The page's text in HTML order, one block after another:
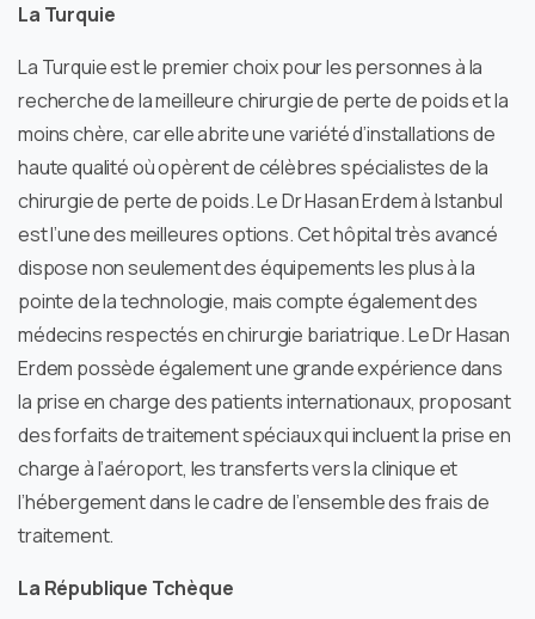
La Turquie
La Turquie est le premier choix pour les personnes à la
recherche de la meilleure chirurgie de perte de poids et la
moins chère, car elle abrite une variété d’installations de
haute qualité où opèrent de célèbres spécialistes de la
chirurgie de perte de poids. Le Dr Hasan Erdem à Istanbul
est l’une des meilleures options. Cet hôpital très avancé
dispose non seulement des équipements les plus à la
pointe de la technologie, mais compte également des
médecins respectés en chirurgie bariatrique. Le Dr Hasan
Erdem possède également une grande expérience dans
la prise en charge des patients internationaux, proposant
des forfaits de traitement spéciaux qui incluent la prise en
charge à l’aéroport, les transferts vers la clinique et
l’hébergement dans le cadre de l’ensemble des frais de
traitement.
La République Tchèque